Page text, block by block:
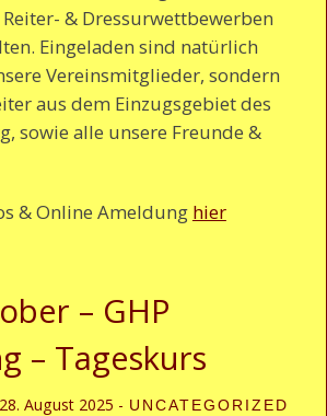
& Dressurwettbewerben
Eingeladen sind natürlich
Vereinsmitglieder, sondern
aus dem Einzugsgebiet des
sowie alle unsere Freunde &
& Online Ameldung hier
– GHP
– Tageskurs
28. August 2025 - UNCATEGORIZED